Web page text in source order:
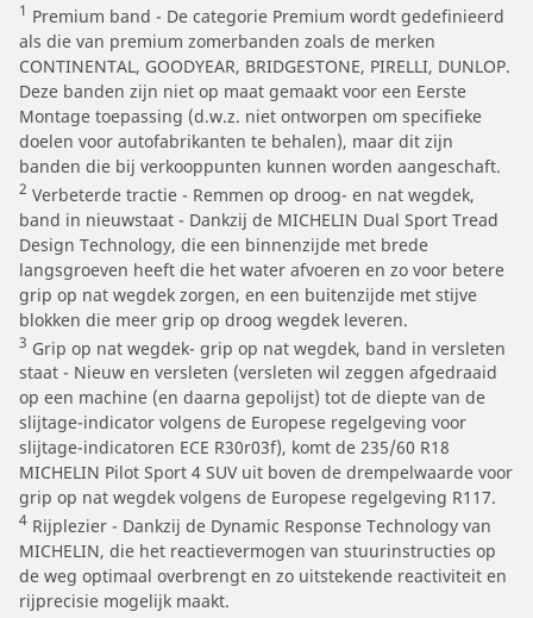
1 Premium band - De categorie Premium wordt gedefinieerd
als die van premium zomerbanden zoals de merken
CONTINENTAL, GOODYEAR, BRIDGESTONE, PIRELLI, DUNLOP.
Deze banden zijn niet op maat gemaakt voor een Eerste
Montage toepassing (d.w.z. niet ontworpen om specifieke
doelen voor autofabrikanten te behalen), maar dit zijn
banden die bij verkooppunten kunnen worden aangeschaft.
2 Verbeterde tractie - Remmen op droog- en nat wegdek,
band in nieuwstaat - Dankzij de MICHELIN Dual Sport Tread
Design Technology, die een binnenzijde met brede
langsgroeven heeft die het water afvoeren en zo voor betere
grip op nat wegdek zorgen, en een buitenzijde met stijve
blokken die meer grip op droog wegdek leveren.
3 Grip op nat wegdek- grip op nat wegdek, band in versleten
staat - Nieuw en versleten (versleten wil zeggen afgedraaid
op een machine (en daarna gepolijst) tot de diepte van de
slijtage-indicator volgens de Europese regelgeving voor
slijtage-indicatoren ECE R30r03f), komt de 235/60 R18
MICHELIN Pilot Sport 4 SUV uit boven de drempelwaarde voor
grip op nat wegdek volgens de Europese regelgeving R117.
4 Rijplezier - Dankzij de Dynamic Response Technology van
MICHELIN, die het reactievermogen van stuurinstructies op
de weg optimaal overbrengt en zo uitstekende reactiviteit en
rijprecisie mogelijk maakt.